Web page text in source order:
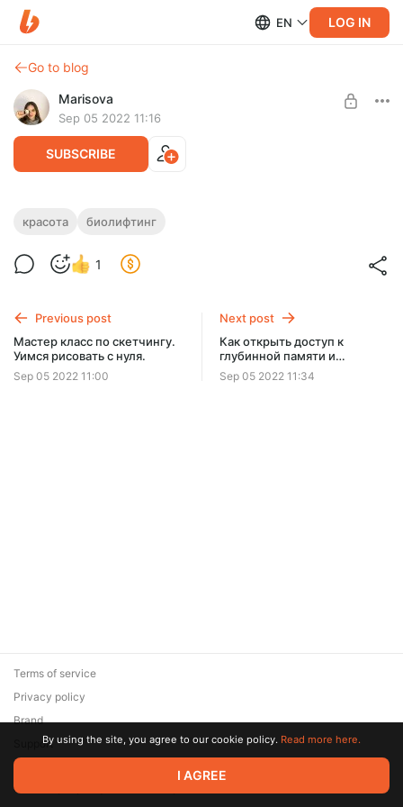
EN LOG IN
Go to blog
Marisova
Sep 05 2022 11:16
SUBSCRIBE
Био лифтинг живота. Моделируем
Мечта каждой женщины в любом возрасте без большого
УЧАСТНИК ЗАКРЫТОГО КЛУБА
красота биолифтинг
1
Previous post
Мастер класс по скетчингу.
Уимся рисовать с нуля.
Sep 05 2022 11:00
Next post
Как открыть доступ к
глубинной памяти и
вспомнить опыт прошлых
жизней.
Sep 05 2022 11:34
© 2026 Zaya Solutions Limited. All rights reserved. All trademarks
are the property of their respective owners.
Terms of service
Privacy policy
Brand
SupportBy using the site, you agree to our cookie policy. Read more here.
I AGREE